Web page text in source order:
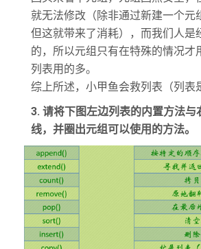
就无法修改（除非通过新建一个元
但这就带来了消耗），而我们人是
的，所以元组只有在特殊的情况才
列表用的多。
综上所述，小甲鱼会救列表（列表
3. 请将下图左边列表的内置方法与
线，并圈出元组可以使用的方法。